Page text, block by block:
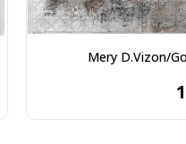
Mery D.Vizon/